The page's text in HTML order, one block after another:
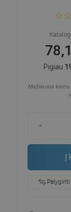
00-70
Pigiau
Mažiausia
-
Į
Palyginti